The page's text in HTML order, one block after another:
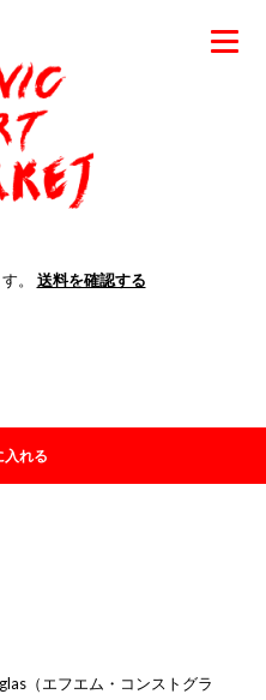
。 送料を確認する
入れる
（エフエム・コンストグラ